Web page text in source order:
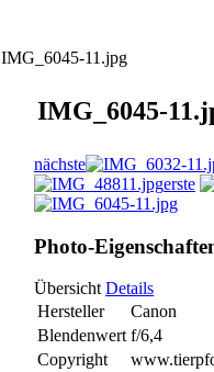
IMG_6045-11.jpg
IMG_6045-
nächste
erste
Photo-
ÜbersichtDetails
Hersteller
Canon
Blendenwert f/6,4
Copyright